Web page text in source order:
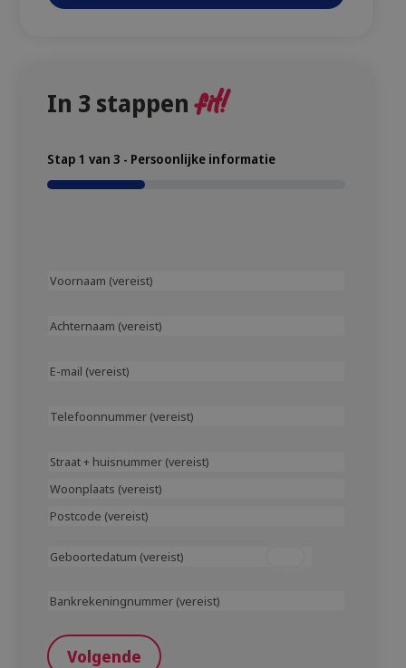
In 3 stappenfit!
Stap 1 van 3 - Persoonlijke informatie
33%
Voornaam
(Vereist)
Achternaam
(Vereist)
E-
Telefoonnummer(Vereist)
Adres(Vereist)
Straat
+Woonplaats
Geboortedatum(Vereist)
Bankrekeningnummer(Vereist)
Volgende